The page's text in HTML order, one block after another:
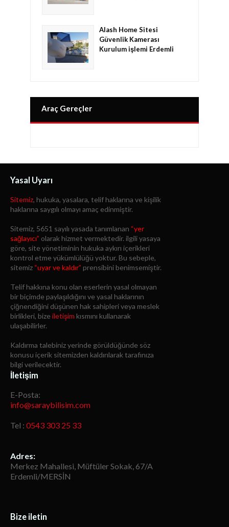
Alash Home Sitesi
Güvenlik Kamerası
Kurulum işlemi Erdemli
Araç Gereçler
Yasal Uyarı
Sitemiz, hukuka, yasalara, telif haklarına ve kişilik
haklarına saygılı olmayı amaç edinmiştir.
Sitemiz, 5651 sayılı yasada tanımlanan “yer
sağlayıcı” olarak hizmet vermektedir. ilgili yasaya
göre, site yönetiminin hukuka aykırı içerikleri
kontrol etme yükümlülüğü yoktur. Bu sebeple,
sitemiz “uyar ve kaldır” prensibini benimsemiştir.
Telif hakkına konu olan eserlerin yasal olmayan
bir biçimde paylaşıldığını ve yasal haklarının
çiğnendiğini düşünen hak sahipleri veya meslek
birlikleri, bize iletişim kısmını kullanarak
ulaşabilirler.
Kaldırma talebiniz yerinde görüldüğünde söz
konusu içerik sitemizden kaldırılarak tarafınıza
bilgi verilecektir.
İletişim
E-Posta:
info@saraybilisim.com
Tel : 0543 303 25 33
Adres:
Merkez Mahallesi, Müftüler Sokak, 67/A
Erdemli/MERSİN
Bize iletin